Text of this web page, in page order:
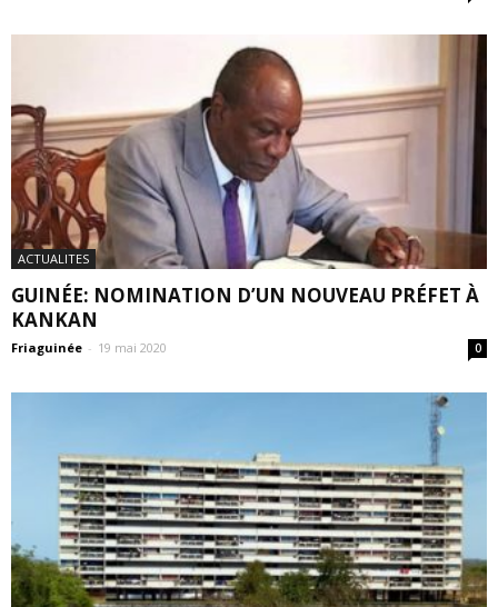
ACTUALITES
GUINÉE: NOMINATION D’UN NOUVEAU PRÉFET À
KANKAN
Friaguinée - 19 mai 2020 0